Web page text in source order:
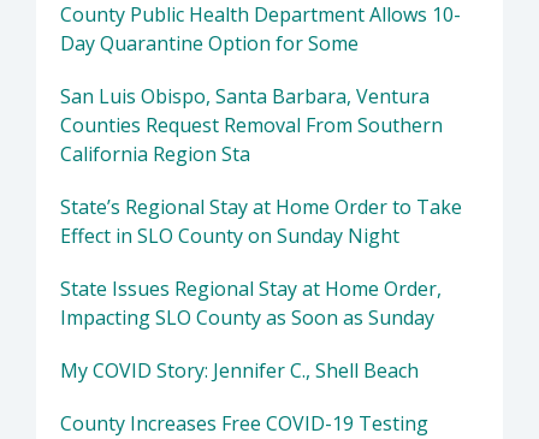
County Public Health Department Allows 10-
Day Quarantine Option for Some
San Luis Obispo, Santa Barbara, Ventura
Counties Request Removal From Southern
California Region Sta
State’s Regional Stay at Home Order to Take
Effect in SLO County on Sunday Night
State Issues Regional Stay at Home Order,
Impacting SLO County as Soon as Sunday
My COVID Story: Jennifer C., Shell Beach
County Increases Free COVID-19 Testing